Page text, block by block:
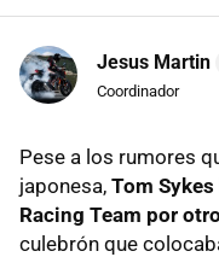
Jesus Martin
Coordinador
Pese a los rumores
japonesa, Tom
Racing Team por
culebrón que